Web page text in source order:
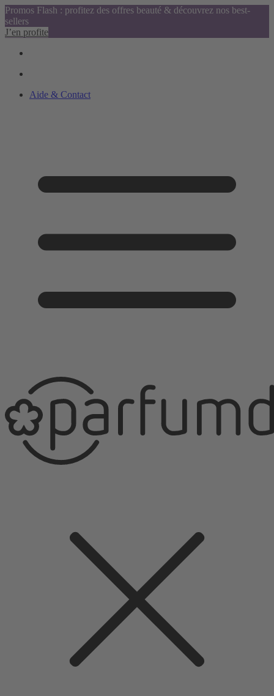
Promos Flash : profitez des offres beauté & découvrez nos best-
sellers
J’en profite
Aide & Contact